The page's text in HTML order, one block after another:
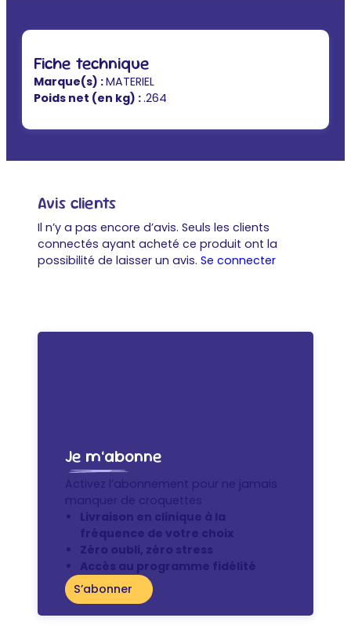
Fiche technique
Marque(s) :MATERIEL
Poids net (en kg) :.264
Avis clients
Il n’y a pas encore d’avis. Seuls les clients
connectés ayant acheté ce produit ont la
possibilité de laisser un avis. Se connecter
Je m’abonne
Activez l’abonnement pour ne jamais
manquer de croquettes
Livraison en clinique à la
fréquence de votre choix
Zéro oubli, zéro stress
Accès au programme fidélité
S’abonner